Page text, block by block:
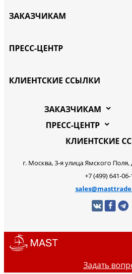
ЗАКАЗЧИКАМ
ПРЕСС-ЦЕНТР
КЛИЕНТСКИЕ ССЫЛКИ
ЗАКАЗЧИКАМ
ПРЕСС-ЦЕНТР
КЛИЕНТСКИЕ
г. Москва, 3-я улица Ямского Поля,
+7 (499) 641-06-
Задать